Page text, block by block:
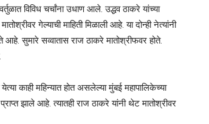
विविध चर्चांना उधाण आले. उद्धव ठाकरे यांच्या
गेल्याची माहिती मिळाली आहे. या दोन्ही नेत्यांनी
आहे. सुमारे सव्वातास राज ठाकरे मातोश्रीफवर होते.
काही महिन्यात होत असलेल्या मुंबई महापालिकेच्या
झाले आहे. त्यातही राज ठाकरे यांनी थेट मातोश्रीवर